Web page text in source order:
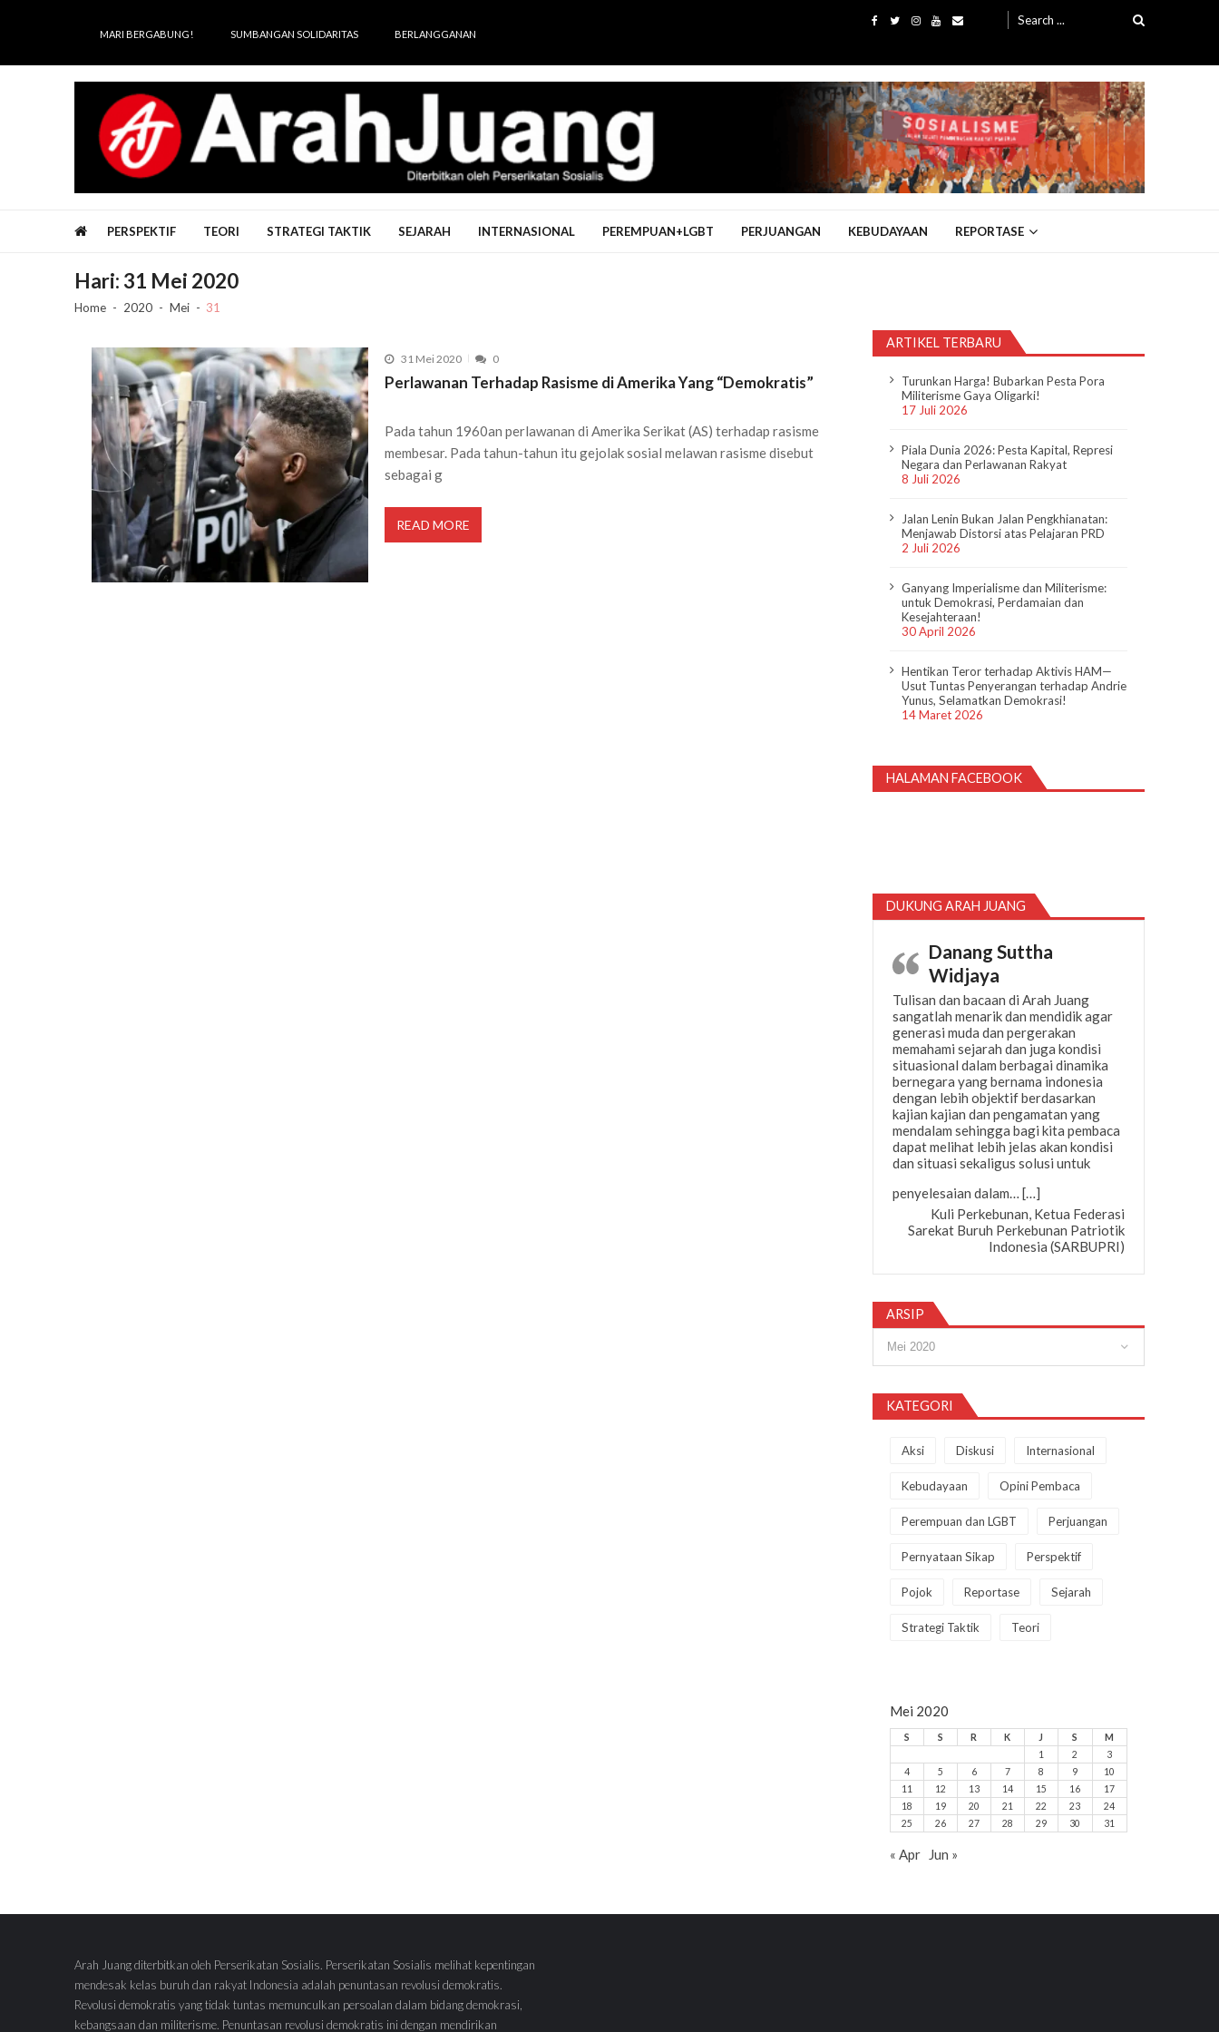
MARI BERGABUNG! SUMBANGAN SOLIDARITAS BERLANGGANAN
for:
PERSPEKTIF TEORI STRATEGI TAKTIK SEJARAH INTERNASIONAL PEREMPUAN+LGBT PERJUANGAN KEBUDAYAAN REPORTASE
Hari: 31 Mei 2020
Home 2020 Mei 31
31 Mei 2020 0
Perlawanan Terhadap Rasisme di Amerika Yang “Demokratis”
Pada tahun 1960an perlawanan di Amerika Serikat (AS) terhadap rasisme
membesar. Pada tahun-tahun itu gejolak sosial melawan rasisme disebut
sebagai g
READ MORE
ARTIKEL TERBARU
Turunkan Harga! Bubarkan Pesta Pora
Militerisme Gaya Oligarki!
17 Juli 2026
Piala Dunia 2026: Pesta Kapital, Represi
Negara dan Perlawanan Rakyat
8 Juli 2026
Jalan Lenin Bukan Jalan Pengkhianatan:
Menjawab Distorsi atas Pelajaran PRD
2 Juli 2026
Ganyang Imperialisme dan Militerisme:
untuk Demokrasi, Perdamaian dan
Kesejahteraan!
30 April 2026
Hentikan Teror terhadap Aktivis HAM—
Usut Tuntas Penyerangan terhadap Andrie
Yunus, Selamatkan Demokrasi!
14 Maret 2026
HALAMAN FACEBOOK
DUKUNG ARAH JUANG
Danang Suttha
Widjaya
Tulisan dan bacaan di Arah Juang
sangatlah menarik dan mendidik agar
generasi muda dan pergerakan
memahami sejarah dan juga kondisi
situasional dalam berbagai dinamika
bernegara yang bernama indonesia
dengan lebih objektif berdasarkan
kajian kajian dan pengamatan yang
mendalam sehingga bagi kita pembaca
dapat melihat lebih jelas akan kondisi
dan situasi sekaligus solusi untuk
penyelesaian dalam…[…]
Kuli Perkebunan, Ketua Federasi
Sarekat Buruh Perkebunan Patriotik
Indonesia (SARBUPRI)
ARSIP
KATEGORI
Aksi Diskusi Internasional
Kebudayaan Opini Pembaca
Perempuan dan LGBT Perjuangan
Pernyataan Sikap Perspektif
Pojok Reportase Sejarah
Strategi Taktik Teori
Mei 2020
S S R K J S
M
1
2
3
4
5 6 7 8 9
10
11
12 13 14 15 16
17
18
19 20 21 22 23
24
25
26 27 28 29 30 31
« Apr Jun »
Arah Juang diterbitkan oleh Perserikatan Sosialis. Perserikatan Sosialis melihat kepentingan
mendesak kelas buruh dan rakyat Indonesia adalah penuntasan revolusi demokratis.
Revolusi demokratis yang tidak tuntas memunculkan persoalan dalam bidang demokrasi,
kebangsaan dan militerisme. Penuntasan revolusi demokratis ini dengan mendirikan